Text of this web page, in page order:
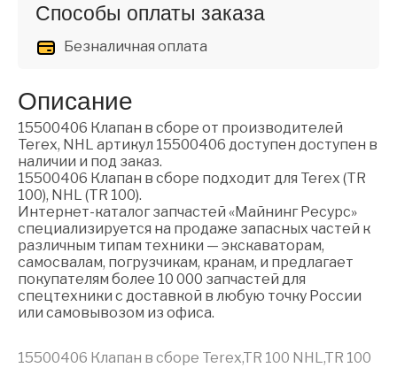
Способы оплаты заказа
Безналичная оплата
Описание
15500406 Клапан в сборе от производителей
Terex, NHL артикул 15500406 доступен доступен в
наличии и под заказ.
15500406 Клапан в сборе подходит для Terex (TR
100), NHL (TR 100).
Интернет-каталог запчастей «Майнинг Ресурс»
специализируется на продаже запасных частей к
различным типам техники — экскаваторам,
самосвалам, погрузчикам, кранам, и предлагает
покупателям более 10 000 запчастей для
спецтехники с доставкой в любую точку России
или самовывозом из офиса.
15500406 Клапан в сборе Terex,TR 100 NHL,TR 100